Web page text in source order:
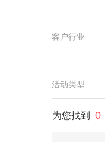
客户行业
活动类型
为您找到 0